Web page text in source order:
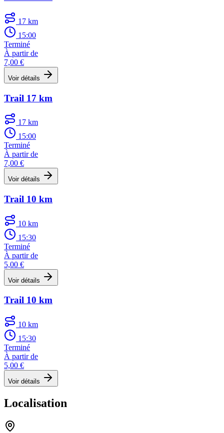
17 km
15:00
Terminé
À partir de
7,00 €
Voir détails
Trail 17 km
17 km
15:00
Terminé
À partir de
7,00 €
Voir détails
Trail 10 km
10 km
15:30
Terminé
À partir de
5,00 €
Voir détails
Trail 10 km
10 km
15:30
Terminé
À partir de
5,00 €
Voir détails
Localisation